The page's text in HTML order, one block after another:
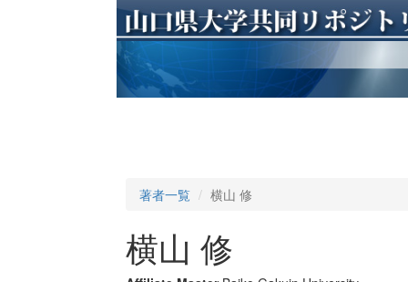
著者一覧 横山 修
横山 修